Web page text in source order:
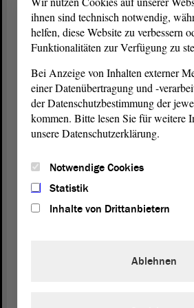
Jäger und Eva Gerth (v.l.n.r.). Foto:
Den Vertrauenspersonen einer
während der Landtagssitzung und in den
Landtagbestimmten Ausschüssen
Unterschriftenzahl von 30 000 nicht
Volksinitiative wie eine Sammelpetition
Petitionsausschussüberwiesen.
4 000 Menschen die Volksinitiative mit
deren Vertrauensleute das Recht auf
Schon gewusst?
Kinder“ in der Sitzung des
ihnen sind technisch notwendig,
helfen, diese Website zu verbessern
Funktionalitäten zur Verfügung zu
Bei Anzeige von Inhalten externer
einer Datenübertragung und -
der Datenschutzbestimmung der
kommen. Bitte lesen Sie für weitere
unsere Datenschutzerklärung.
Notwendige Cookies
Statistik
Inhalte von Drittanbietern
Ablehnen